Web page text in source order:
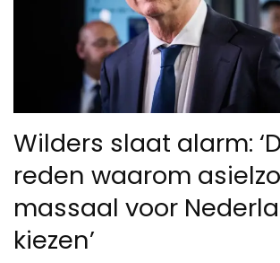
Wilders slaat alarm:
reden waarom
massaal voor
kiezen’